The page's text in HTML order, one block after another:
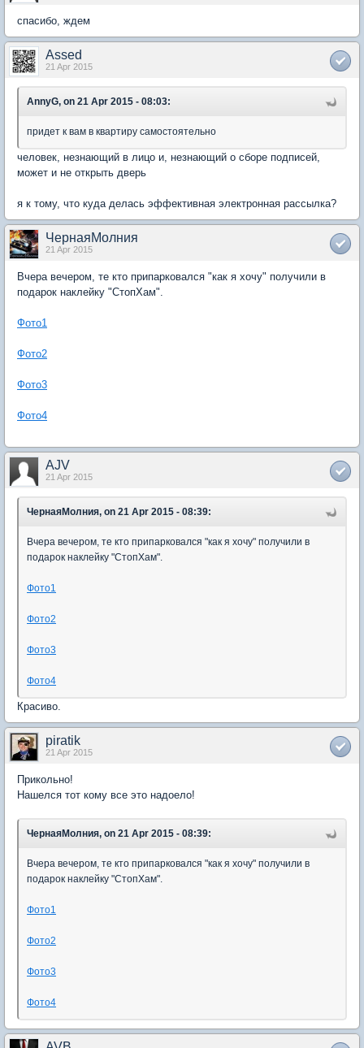
спасибо, ждем
Assed
21 Apr 2015
AnnyG, on 21 Apr 2015 - 08:03:
придет к вам в квартиру самостоятельно
человек, незнающий в лицо и, незнающий о сборе подписей,
может и не открыть дверь
я к тому, что куда делась эффективная электронная рассылка?
ЧернаяМолния
21 Apr 2015
Вчера вечером, те кто припарковался "как я хочу" получили в
подарок наклейку "СтопХам".
Фото1
Фото2
Фото3
Фото4
AJV
21 Apr 2015
ЧернаяМолния, on 21 Apr 2015 - 08:39:
Вчера вечером, те кто припарковался "как я хочу" получили в
подарок наклейку "СтопХам".
Фото1
Фото2
Фото3
Фото4
Красиво.
piratik
21 Apr 2015
Прикольно!
Нашелся тот кому все это надоело!
ЧернаяМолния, on 21 Apr 2015 - 08:39:
Вчера вечером, те кто припарковался "как я хочу" получили в
подарок наклейку "СтопХам".
Фото1
Фото2
Фото3
Фото4